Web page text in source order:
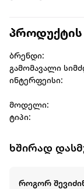
პროდუქტის
ბრენდი:
გამომავალი
ინტერფეისი:
მოდელი:
ტიპი:
ხშირად
როგორ